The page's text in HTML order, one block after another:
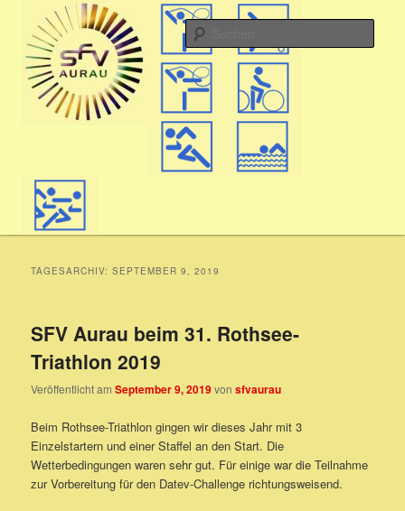
primären
Inhalt
springen
sekundären
Inhalt
springenSFV
aktiv in Aurau
Hauptmenü
TAGESARCHIV:SEPTEMBER 9, 2019
SFV Aurau beim 31. Rothsee-
Triathlon 2019
Veröffentlicht amSeptember 9, 2019vonsfvaurau
Beim Rothsee-Triathlon gingen wir dieses Jahr mit 3
Einzelstartern und einer Staffel an den Start. Die
Wetterbedingungen waren sehr gut. Für einige war die Teilnahme
zur Vorbereitung für den Datev-Challenge richtungsweisend.